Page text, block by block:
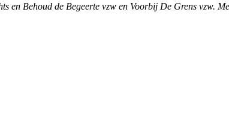
en Behoud de Begeerte vzw en Voorbij De Grens vzw.